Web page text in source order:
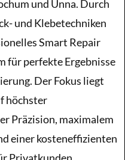
und Unna. Durch
und Klebetechniken
Smart Repair
für perfekte Ergebnisse
Der Fokus liegt
höchster
Präzision, maximalem
einer kosteneffizienten